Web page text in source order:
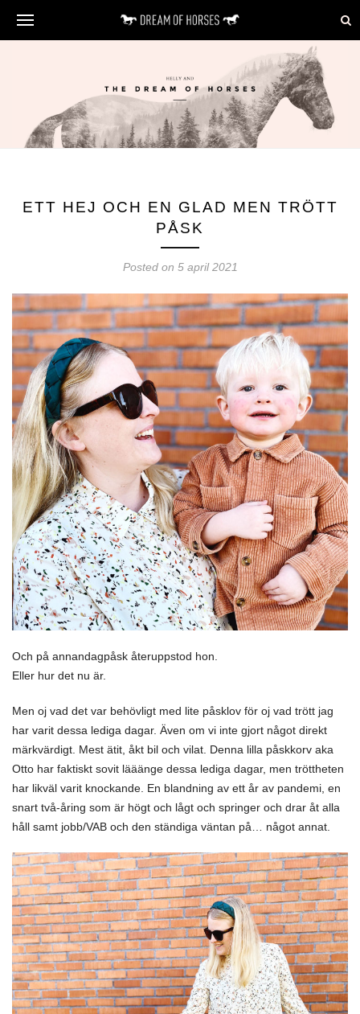
ETT HEJ OCH EN GLAD MEN TRÖTT
PÅSK
Posted on 5 april 2021
Och på annandagpåsk återuppstod hon.
Eller hur det nu är.
Men oj vad det var behövligt med lite påsklov för oj vad trött jag
har varit dessa lediga dagar. Även om vi inte gjort något direkt
märkvärdigt. Mest ätit, åkt bil och vilat. Denna lilla påskkorv aka
Otto har faktiskt sovit lääänge dessa lediga dagar, men tröttheten
har likväl varit knockande. En blandning av ett år av pandemi, en
snart två-åring som är högt och lågt och springer och drar åt alla
håll samt jobb/VAB och den ständiga väntan på… något annat.